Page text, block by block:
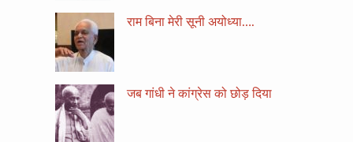
राम बिना मेरी सूनी अयोध्या….
जब गांधी ने कांग्रेस को छोड़ दिया